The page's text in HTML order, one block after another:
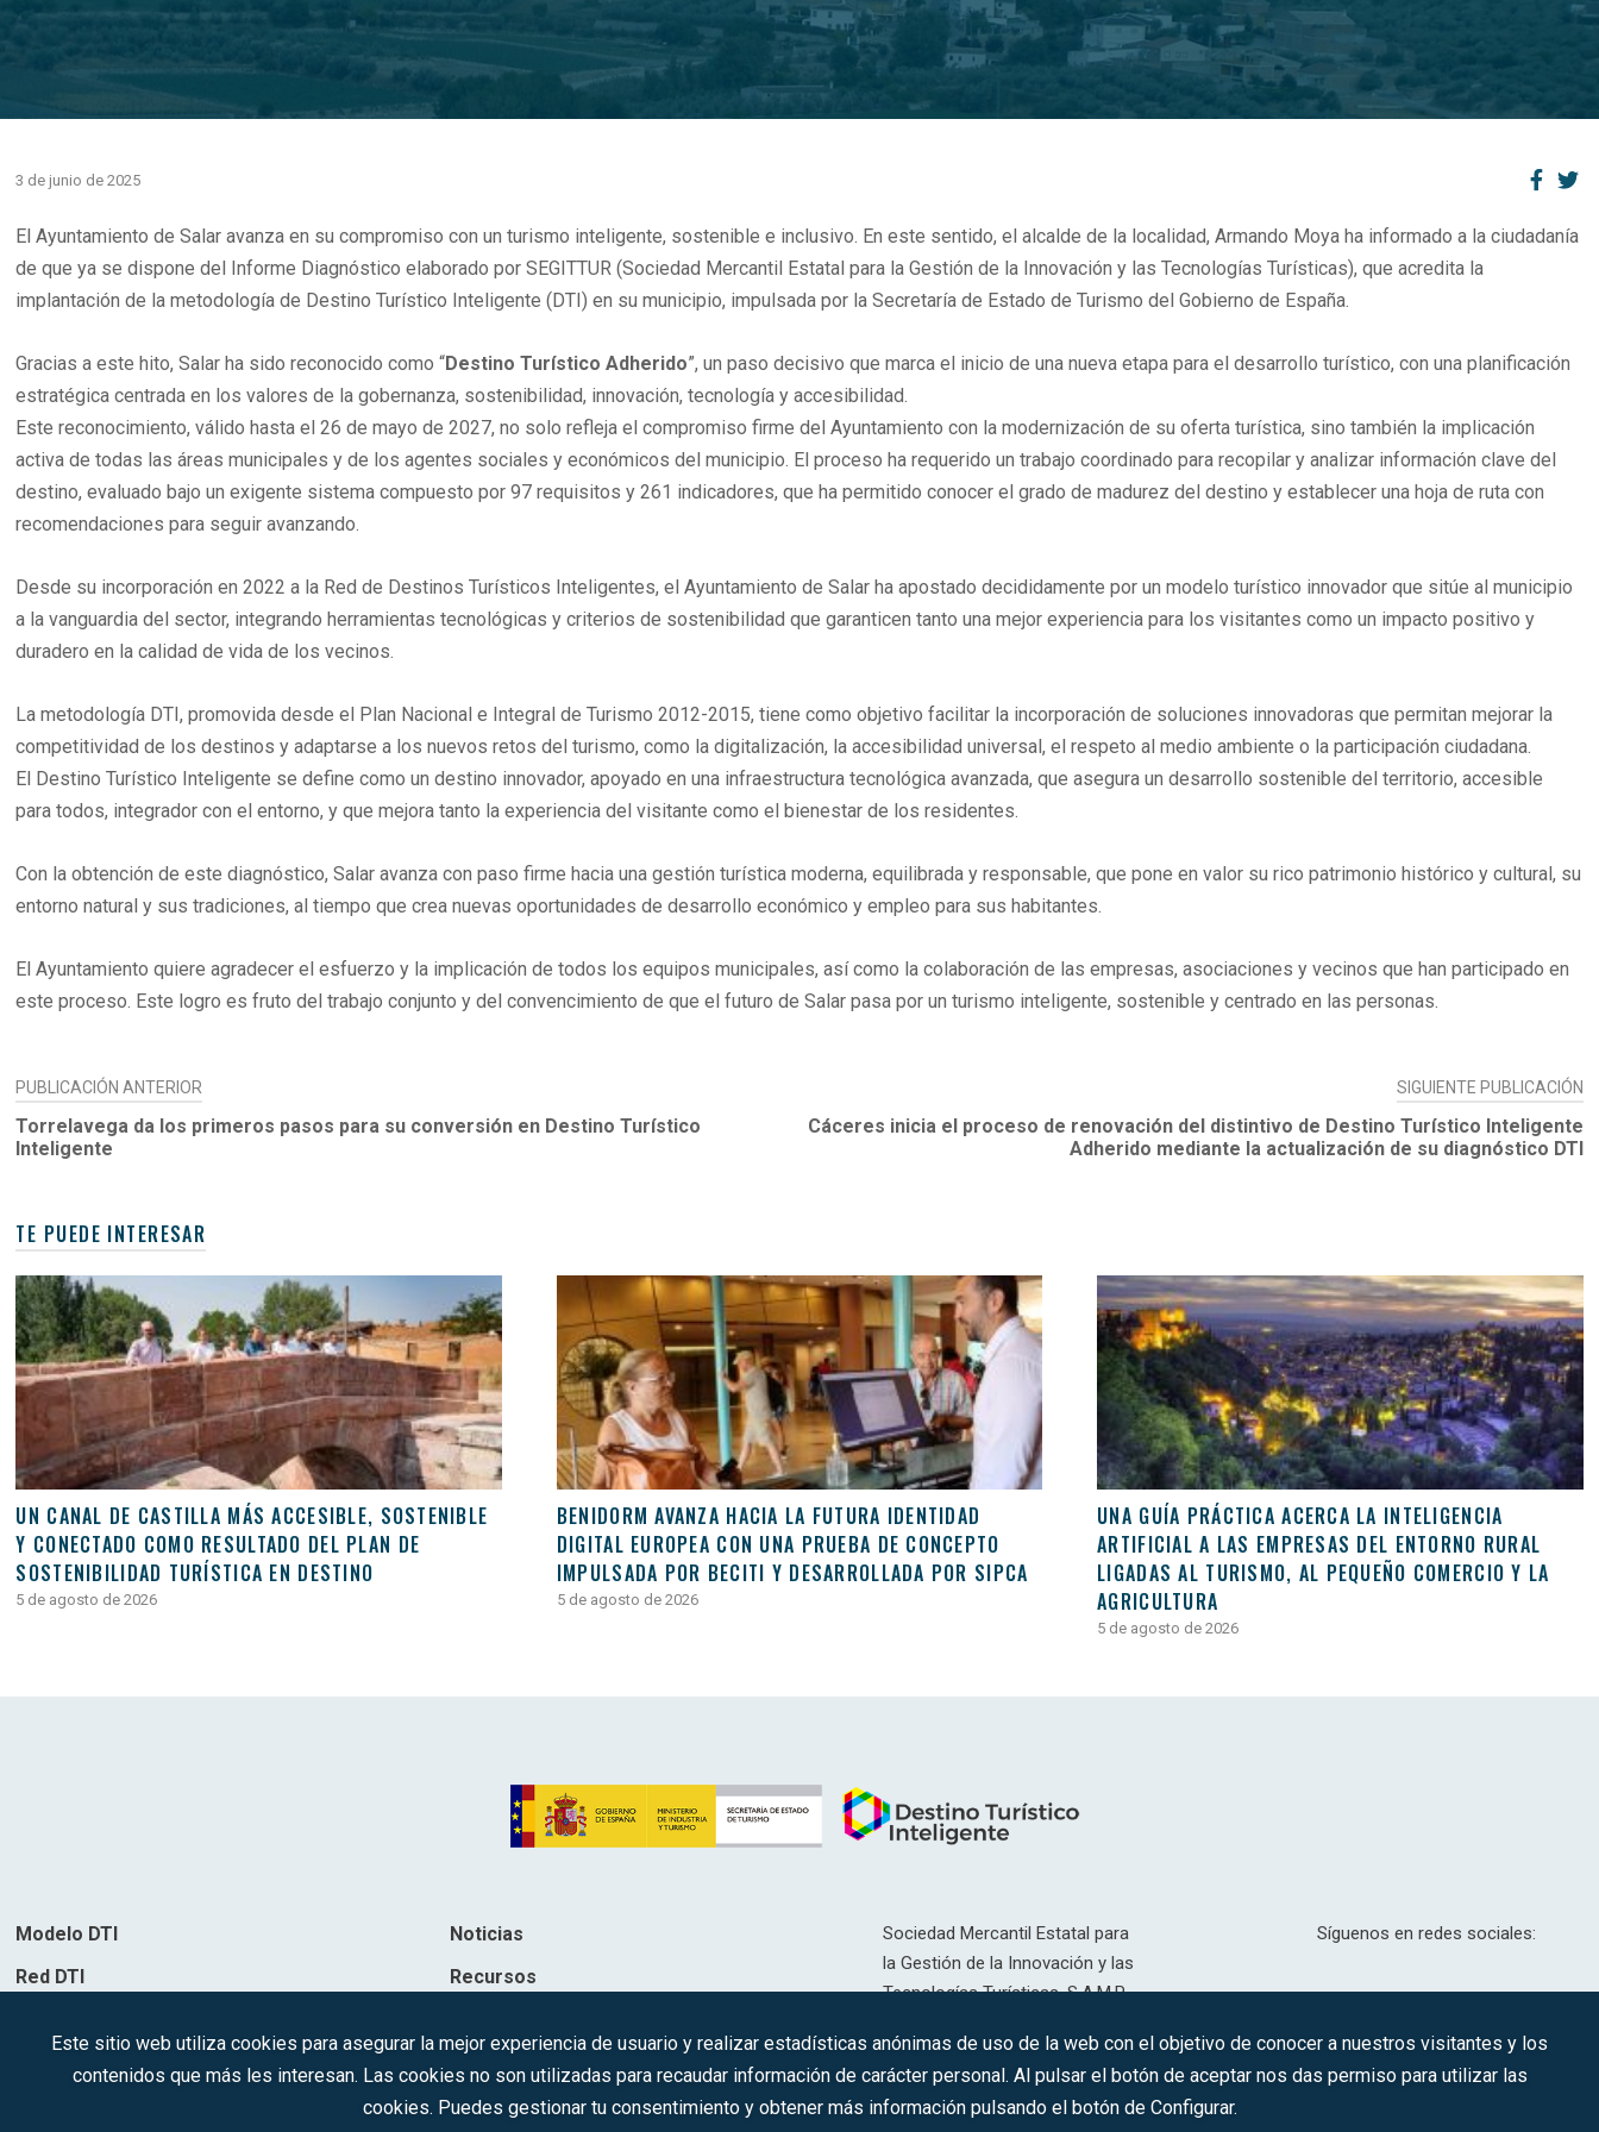
3 de junio de 2025
El Ayuntamiento de Salar avanza en su compromiso con un turismo inteligente, sostenible e inclusivo. En este sentido, el alcalde de la localidad, Armando Moya ha informado a la ciudadanía
de que ya se dispone del Informe Diagnóstico elaborado por SEGITTUR (Sociedad Mercantil Estatal para la Gestión de la Innovación y las Tecnologías Turísticas), que acredita la
implantación de la metodología de Destino Turístico Inteligente (DTI) en su municipio, impulsada por la Secretaría de Estado de Turismo del Gobierno de España.
Gracias a este hito, Salar ha sido reconocido como “Destino Turístico Adherido”, un paso decisivo que marca el inicio de una nueva etapa para el desarrollo turístico, con una planificación
estratégica centrada en los valores de la gobernanza, sostenibilidad, innovación, tecnología y accesibilidad.
Este reconocimiento, válido hasta el 26 de mayo de 2027, no solo refleja el compromiso firme del Ayuntamiento con la modernización de su oferta turística, sino también la implicación
activa de todas las áreas municipales y de los agentes sociales y económicos del municipio. El proceso ha requerido un trabajo coordinado para recopilar y analizar información clave del
destino, evaluado bajo un exigente sistema compuesto por 97 requisitos y 261 indicadores, que ha permitido conocer el grado de madurez del destino y establecer una hoja de ruta con
recomendaciones para seguir avanzando.
Desde su incorporación en 2022 a la Red de Destinos Turísticos Inteligentes, el Ayuntamiento de Salar ha apostado decididamente por un modelo turístico innovador que sitúe al municipio
a la vanguardia del sector, integrando herramientas tecnológicas y criterios de sostenibilidad que garanticen tanto una mejor experiencia para los visitantes como un impacto positivo y
duradero en la calidad de vida de los vecinos.
La metodología DTI, promovida desde el Plan Nacional e Integral de Turismo 2012-2015, tiene como objetivo facilitar la incorporación de soluciones innovadoras que permitan mejorar la
competitividad de los destinos y adaptarse a los nuevos retos del turismo, como la digitalización, la accesibilidad universal, el respeto al medio ambiente o la participación ciudadana.
El Destino Turístico Inteligente se define como un destino innovador, apoyado en una infraestructura tecnológica avanzada, que asegura un desarrollo sostenible del territorio, accesible
para todos, integrador con el entorno, y que mejora tanto la experiencia del visitante como el bienestar de los residentes.
Con la obtención de este diagnóstico, Salar avanza con paso firme hacia una gestión turística moderna, equilibrada y responsable, que pone en valor su rico patrimonio histórico y cultural, su
entorno natural y sus tradiciones, al tiempo que crea nuevas oportunidades de desarrollo económico y empleo para sus habitantes.
El Ayuntamiento quiere agradecer el esfuerzo y la implicación de todos los equipos municipales, así como la colaboración de las empresas, asociaciones y vecinos que han participado en
este proceso. Este logro es fruto del trabajo conjunto y del convencimiento de que el futuro de Salar pasa por un turismo inteligente, sostenible y centrado en las personas.
NAVEGACIÓN
DE
ENTRADAS
PUBLICACIÓN ANTERIOR
Torrelavega da los primeros pasos para su conversión en Destino Turístico
Inteligente
SIGUIENTE PUBLICACIÓN
Cáceres inicia el proceso de renovación del distintivo de Destino Turístico Inteligente
Adherido mediante la actualización de su diagnóstico DTI
TE PUEDE INTERESAR
UN CANAL DE CASTILLA MÁS ACCESIBLE, SOSTENIBLE
Y CONECTADO COMO RESULTADO DEL PLAN DE
SOSTENIBILIDAD TURÍSTICA EN DESTINO
5 de agosto de 2026
BENIDORM AVANZA HACIA LA FUTURA IDENTIDAD
DIGITAL EUROPEA CON UNA PRUEBA DE CONCEPTO
IMPULSADA POR BECITI Y DESARROLLADA POR SIPCA
5 de agosto de 2026
UNA GUÍA PRÁCTICA ACERCA LA INTELIGENCIA
ARTIFICIAL A LAS EMPRESAS DEL ENTORNO RURAL
LIGADAS AL TURISMO, AL PEQUEÑO COMERCIO Y LA
AGRICULTURA
5 de agosto de 2026
Modelo DTI
Red DTI
Noticias
Recursos
Sociedad Mercantil Estatal para
la Gestión de la Innovación y las
Tecnologías Turísticas, S.A.M.P.
Inscrita en el R.M. de Madrid, T,
12593, Se. 8, F. 129, H. 201.307.
C.I.F.: A-81/874.984
Síguenos en redes sociales:
CONTACTO
Este sitio web utiliza cookies para asegurar la mejor experiencia de usuario y realizar estadísticas anónimas de uso de la web con el objetivo de conocer a nuestros visitantes y los
contenidos que más les interesan. Las cookies no son utilizadas para recaudar información de carácter personal. Al pulsar el botón de aceptar nos das permiso para utilizar las
cookies. Puedes gestionar tu consentimiento y obtener más información pulsando el botón de Configurar.